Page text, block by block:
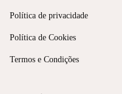
Política de privacidade
Política de Cookies
Termos e Condições